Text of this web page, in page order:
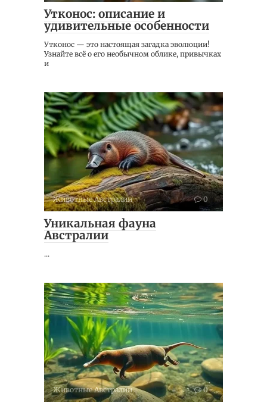
Утконос: описание и
удивительные особенности
Утконос — это настоящая загадка эволюции!
Узнайте всё о его необычном облике, привычках
и
Животные Австралии 0
Уникальная фауна
Австралии
...
Животные Австралии 0